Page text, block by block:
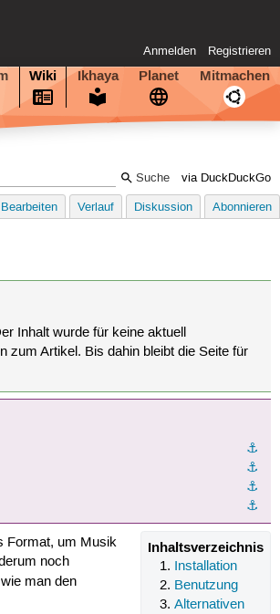
Anmelden Registrieren
Wiki Ikhaya Planet Mitmachen
via DuckDuckGo
Bearbeiten Verlauf Diskussion Abonnieren
Inhalt wurde für keine aktuell
zum Artikel. Bis dahin bleibt die Seite für
⚓︎
⚓︎
⚓︎
⚓︎
Inhaltsverzeichnis
Installation
Benutzung
Alternativen
Format, um Musik
noch
man den